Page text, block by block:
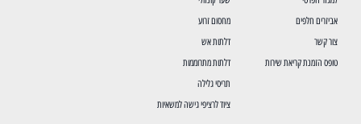
אביזרים חלפים
צור קשר
טופס הזמנת קריאת שירות
מחסום זרוע
דלתות אש
דלתות מתרוממות
תריסי גלילה
ציוד לרציפי גישה למשאיות